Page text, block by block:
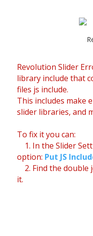
Revolution Slider
library include that
files js include.
This includes make
slider libraries, and
To fix it you can:
1. In the Slider
option: Put JS
2. Find the double
it.